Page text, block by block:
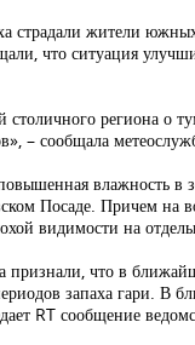
страдали жители
что ситуация
региона о
– сообщала
влажность в
Посаде. Причем на
видимости на
что в
запаха гари. В
RT сообщение